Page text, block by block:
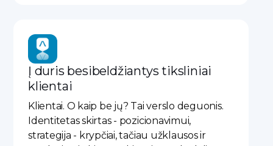
Į duris besibeldžiantys tiksliniai
klientai
Klientai. O kaip be jų? Tai verslo deguonis.
Identitetas skirtas - pozicionavimui,
strategija - krypčiai, tačiau užklausos ir